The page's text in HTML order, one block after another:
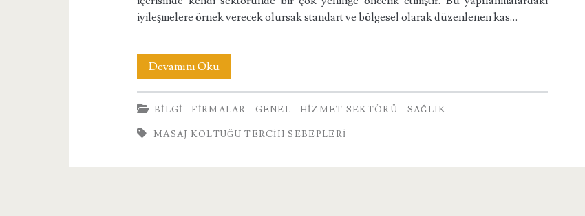
iyileşmelere örnek verecek olursak standart ve bölgesel olarak düzenlenen kas…
Devamını OkuMasaj
Koltuğu
Tercih
Sebepleri
BILGI FIRMALAR GENEL HIZMET SEKTÖRÜ SAĞLIK
MASAJ KOLTUĞU TERCIH SEBEPLERI